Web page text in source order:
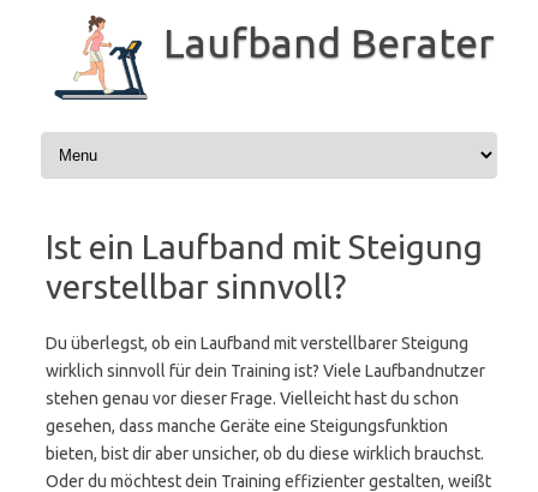
springen
Laufband Berater
Ist ein Laufband mit Steigung
verstellbar sinnvoll?
Du überlegst, ob ein Laufband mit verstellbarer Steigung
wirklich sinnvoll für dein Training ist? Viele Laufbandnutzer
stehen genau vor dieser Frage. Vielleicht hast du schon
gesehen, dass manche Geräte eine Steigungsfunktion
bieten, bist dir aber unsicher, ob du diese wirklich brauchst.
Oder du möchtest dein Training effizienter gestalten, weißt